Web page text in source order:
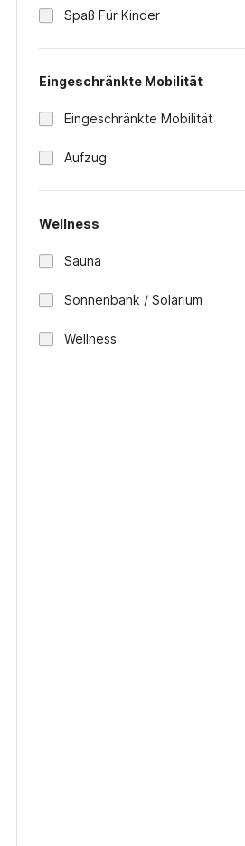
Spaß Für Kinder
Eingeschränkte Mobilität
Eingeschränkte Mobilität
Aufzug
Wellness
Sauna
Sonnenbank / Solarium
Wellness